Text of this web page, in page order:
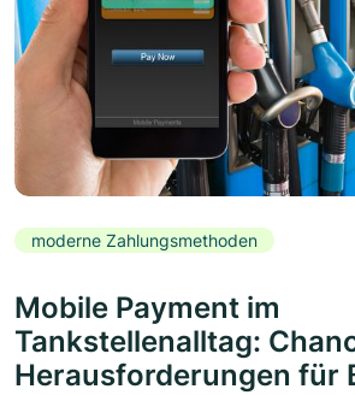
moderne Zahlungsmethoden
Mobile Payment im
Tankstellenalltag:
Herausforderungen für